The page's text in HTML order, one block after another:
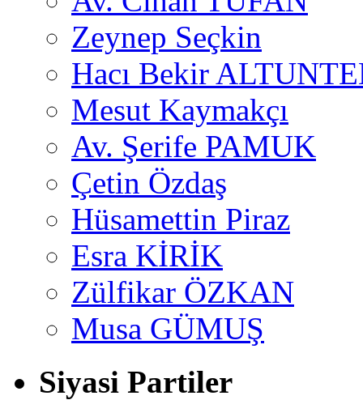
Zeynep Seçkin
Hacı Bekir
Mesut Kaymakçı
Av. Şerife PAMUK
Çetin Özdaş
Hüsamettin Piraz
Esra KİRİK
Zülfikar ÖZKAN
Musa GÜMUŞ
Siyasi Partiler